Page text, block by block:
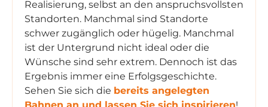
Realisierung, selbst an den anspruchsvollsten
Standorten. Manchmal sind Standorte
schwer zugänglich oder hügelig. Manchmal
ist der Untergrund nicht ideal oder die
Wünsche sind sehr extrem. Dennoch ist das
Ergebnis immer eine Erfolgsgeschichte.
Sehen Sie sich die bereits angelegten